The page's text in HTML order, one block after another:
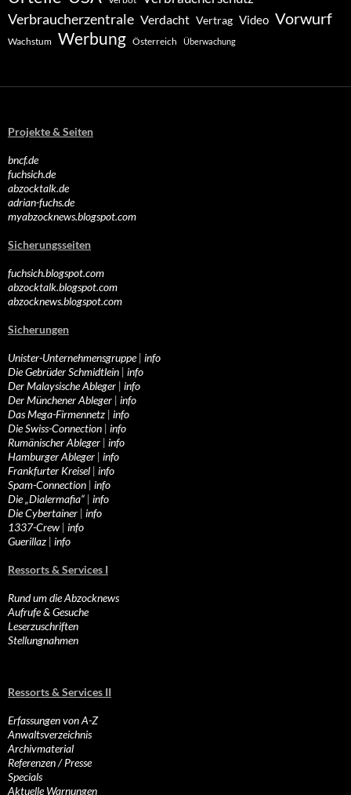
Verbraucherzentrale Verdacht Vertrag Video Vorwurf
Wachstum Werbung Österreich Überwachung
Projekte & Seiten
bncf.de
fuchsich.de
abzocktalk.de
adrian-fuchs.de
myabzocknews.blogspot.com
Sicherungsseiten
fuchsich.blogspot.com
abzocktalk.blogspot.com
abzocknews.blogspot.com
Sicherungen
Unister-Unternehmensgruppe| info
Die Gebrüder Schmidtlein | info
Der Malaysische Ableger | info
Der Münchener Ableger | info
Das Mega-Firmennetz | info
Die Swiss-Connection | info
Rumänischer Ableger | info
Hamburger Ableger | info
Frankfurter Kreisel | info
Spam-Connection | info
Die „Dialermafia“ | info
Die Cybertainer | info
1337-Crew | info
Guerillaz | info
Ressorts & Services I
Rund um die Abzocknews
Aufrufe & Gesuche
Leserzuschriften
Stellungnahmen
Ressorts & Services II
Erfassungen von A-Z
Anwaltsverzeichnis
Archivmaterial
Referenzen / Presse
Specials
Aktuelle Warnungen